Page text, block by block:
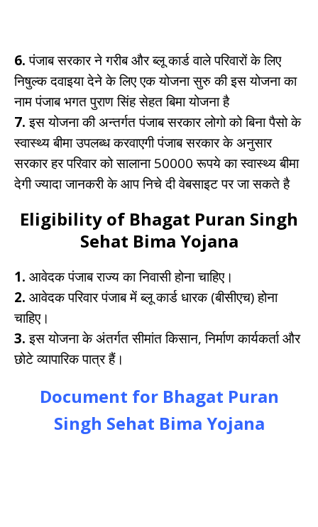
6. पंजाब सरकार ने गरीब और ब्लू कार्ड वाले परिवारों के लिए
निषुल्क दवाइया देने के लिए एक योजना सुरु की इस योजना का
नाम पंजाब भगत पुराण सिंह सेहत बिमा योजना है
7. इस योजना की अन्तर्गत पंजाब सरकार लोगो को बिना पैसो के
स्वास्थ्य बीमा उपलब्ध करवाएगी पंजाब सरकार के अनुसार
सरकार हर परिवार को सालाना 50000 रूपये का स्वास्थ्य बीमा
देगी ज्यादा जानकरी के आप निचे दी वेबसाइट पर जा सकते है
Eligibility of Bhagat Puran Singh
Sehat Bima Yojana
1. आवेदक पंजाब राज्य का निवासी होना चाहिए।
2. आवेदक परिवार पंजाब में ब्लू कार्ड धारक (बीसीएच) होना
चाहिए।
3. इस योजना के अंतर्गत सीमांत किसान, निर्माण कार्यकर्ता और
छोटे व्यापारिक पात्र हैं।
Document for Bhagat Puran
Singh Sehat Bima Yojana